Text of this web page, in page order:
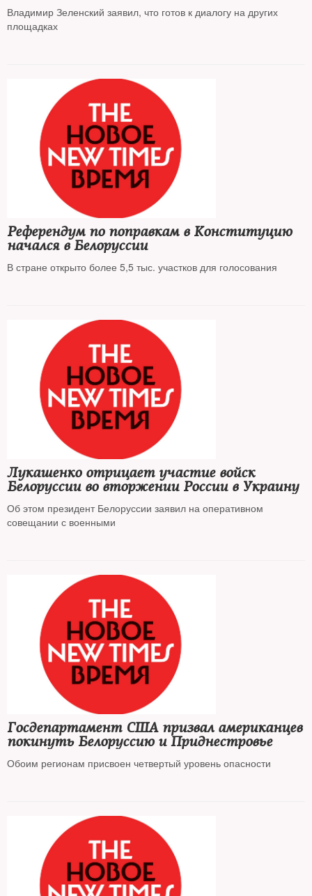
Владимир Зеленский заявил, что готов к диалогу на других
площадках
Референдум по поправкам в Конституцию
начался в Белоруссии
В стране открыто более 5,5 тыс. участков для голосования
Лукашенко отрицает участие войск
Белоруссии во вторжении России в Украину
Об этом президент Белоруссии заявил на оперативном
совещании с военными
Госдепартамент США призвал американцев
покинуть Белоруссию и Приднестровье
Обоим регионам присвоен четвертый уровень опасности